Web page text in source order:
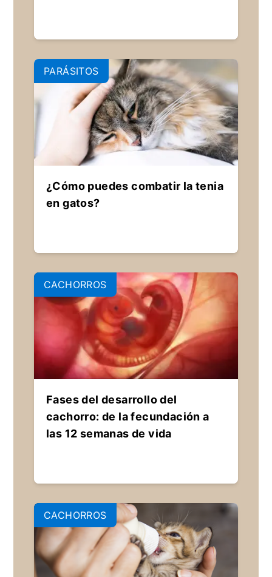
PARÁSITOS
¿Cómo puedes combatir la tenia
en gatos?
CACHORROS
Fases del desarrollo del
cachorro: de la fecundación a
las 12 semanas de vida
CACHORROS